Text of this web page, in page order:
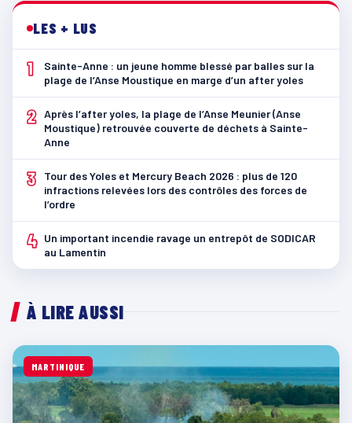
LES + LUS
1
Sainte-Anne : un jeune homme blessé par balles sur la
plage de l’Anse Moustique en marge d’un after yoles
2 Après l’after yoles, la plage de l’Anse Meunier (Anse
Moustique) retrouvée couverte de déchets à Sainte-
Anne
3
Tour des Yoles et Mercury Beach 2026 : plus de 120
infractions relevées lors des contrôles des forces de
l’ordre
4 Un important incendie ravage un entrepôt de SODICAR
au Lamentin
À LIRE AUSSI
MARTINIQUE